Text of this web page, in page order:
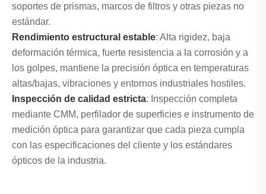
soportes de prismas, marcos de filtros y otras piezas no
estándar.
Rendimiento estructural estable: Alta rigidez, baja
deformación térmica, fuerte resistencia a la corrosión y a
los golpes, mantiene la precisión óptica en temperaturas
altas/bajas, vibraciones y entornos industriales hostiles.
Inspección de calidad estricta: Inspección completa
mediante CMM, perfilador de superficies e instrumento de
medición óptica para garantizar que cada pieza cumpla
con las especificaciones del cliente y los estándares
ópticos de la industria.